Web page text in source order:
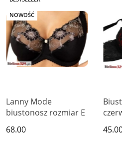
NOWOŚĆ
Lanny Mode
biustonosz rozmiar E
68.00